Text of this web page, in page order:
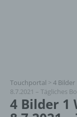
Touchportal > 4 Bilder
8.7.2021 – Tägliches
4 Bilder 1